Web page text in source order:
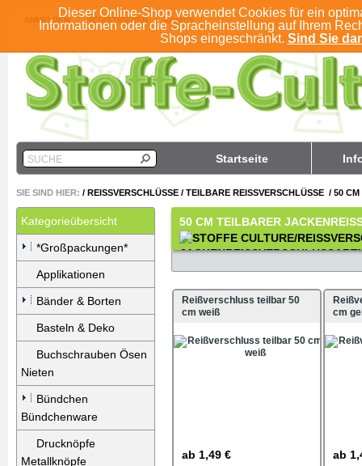
Dieser Online-Shop verwendet Cookies für ein
Informationen oder die Spracheinstellung auf Ihrem
Shops eingeschränkt. Sind Sie
ANMELDEN REGISTRIEREN KONTO
Startseite
SUCHE
SIE SIND HIER: / REISSVERSCHLÜSSE / TEILBARE REISSVERSCHLÜSSE / 50 CM
Kategorieübersicht
*Großpackungen*
Applikationen
Bänder & Borten
Basteln & Deko
Buchschrauben Ösen
Nieten
Bündchen
Bündchenware
Drucknöpfe
Metallknöpfe
50 CM TEILBARER
Reißverschluss teilbar 50
cm weiß
ab 1,49 €
cm
ab